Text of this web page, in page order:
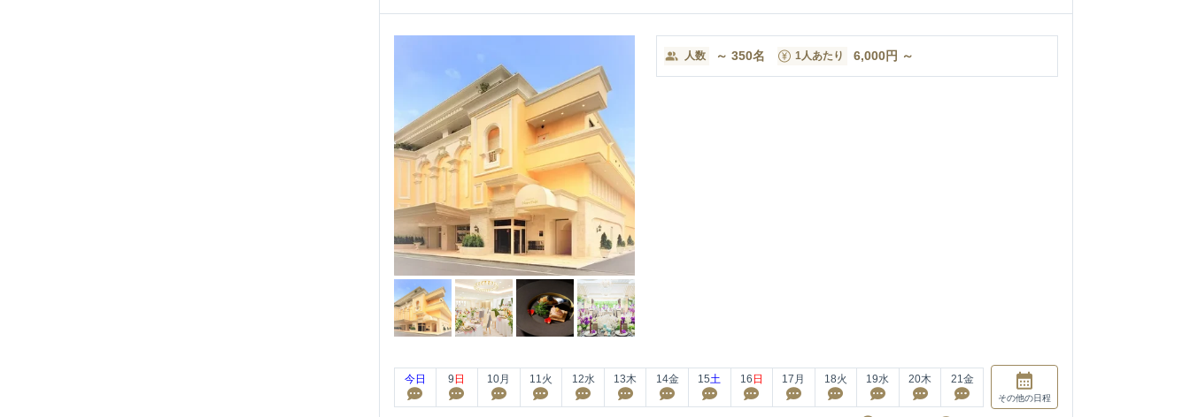
人数 ～ 350名 1人あたり 6,000円 ～
今日 9 日 10月 11 火 12水 13木 14金 15土 16 日 17 月 18火 19水 20木 21 金
その他の日程